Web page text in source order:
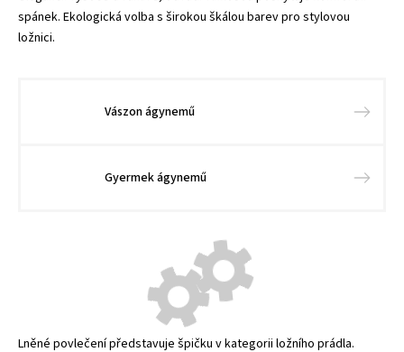
spánek. Ekologická volba s širokou škálou barev pro stylovou
ložnici.
Vászon ágynemű
Gyermek ágynemű
Lněné povlečení představuje špičku v kategorii ložního prádla.